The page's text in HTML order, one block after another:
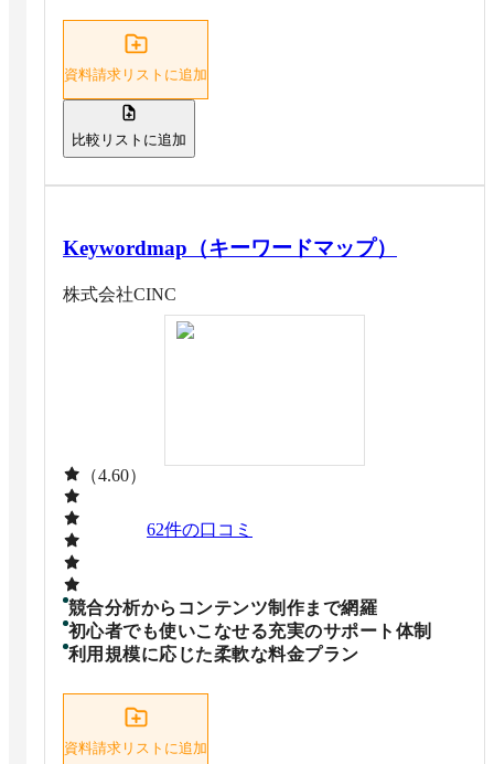
トワーク化し、ニーズを満たすためのコンテンツ立案が
可能です。 他社コンテンツの盗用の有無を自動チェック
できるので、著作権侵害を未然に防ぎつつ施策を進めら
れます。 SEO運用に知見のあるスタッフがツールの使い
方だけでなく、施策の実行まで併走。コンテンツ運用や
サイト分析法をレクチャーしてくれるサービスがあるの
資料請求リストに追加
比較リストに追加
Keywordmap（キーワードマップ）
株式会社CINC
（4.60）
62件の口コミ
競合分析からコンテンツ制作まで網羅
初心者でも使いこなせる充実のサポート体制
利用規模に応じた柔軟な料金プラン
資料請求リストに追加